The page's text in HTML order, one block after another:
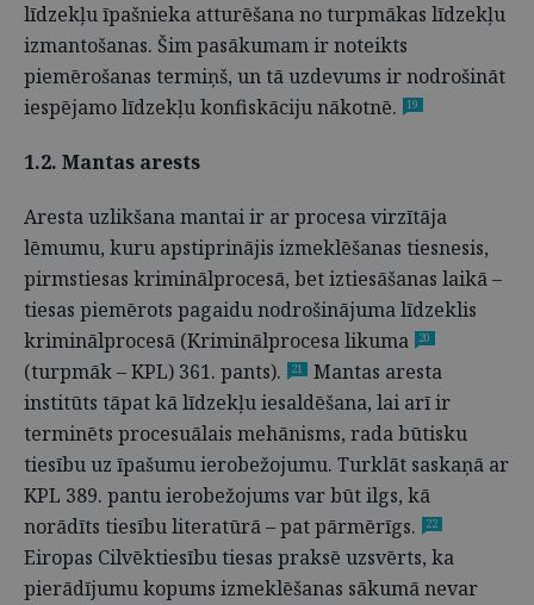
līdzekļu īpašnieka atturēšana no turpmākas līdzekļu
izmantošanas. Šim pasākumam ir noteikts
piemērošanas termiņš, un tā uzdevums ir nodrošināt
iespējamo līdzekļu konfiskāciju nākotnē.
19
1.2. Mantas arests
Aresta uzlikšana mantai ir ar procesa virzītāja
lēmumu, kuru apstiprinājis izmeklēšanas tiesnesis,
pirmstiesas kriminālprocesā, bet iztiesāšanas laikā –
tiesas piemērots pagaidu nodrošinājuma līdzeklis
kriminālprocesā (Kriminālprocesa likuma
20
(turpmāk – KPL) 361. pants). 21
Mantas aresta
institūts tāpat kā līdzekļu iesaldēšana, lai arī ir
terminēts procesuālais mehānisms, rada būtisku
tiesību uz īpašumu ierobežojumu. Turklāt saskaņā ar
KPL 389. pantu ierobežojums var būt ilgs, kā
norādīts tiesību literatūrā – pat pārmērīgs.
22
Eiropas Cilvēktiesību tiesas praksē uzsvērts, ka
pierādījumu kopums izmeklēšanas sākumā nevar